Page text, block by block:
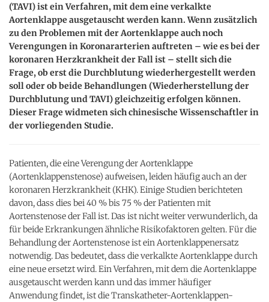
(TAVI) ist ein Verfahren, mit dem eine verkalkte
Aortenklappe ausgetauscht werden kann. Wenn zusätzlich
zu den Problemen mit der Aortenklappe auch noch
Verengungen in Koronararterien auftreten – wie es bei der
koronaren Herzkrankheit der Fall ist – stellt sich die
Frage, ob erst die Durchblutung wiederhergestellt werden
soll oder ob beide Behandlungen (Wiederherstellung der
Durchblutung und TAVI) gleichzeitig erfolgen können.
Dieser Frage widmeten sich chinesische Wissenschaftler in
der vorliegenden Studie.
Patienten, die eine Verengung der Aortenklappe
(Aortenklappenstenose) aufweisen, leiden häufig auch an der
koronaren Herzkrankheit (KHK). Einige Studien berichteten
davon, dass dies bei 40 % bis 75 % der Patienten mit
Aortenstenose der Fall ist. Das ist nicht weiter verwunderlich, da
für beide Erkrankungen ähnliche Risikofaktoren gelten. Für die
Behandlung der Aortenstenose ist ein Aortenklappenersatz
notwendig. Das bedeutet, dass die verkalkte Aortenklappe durch
eine neue ersetzt wird. Ein Verfahren, mit dem die Aortenklappe
ausgetauscht werden kann und das immer häufiger
Anwendung findet, ist die Transkatheter-Aortenklappen-